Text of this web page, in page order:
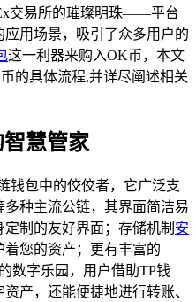
交易所的璀璨明珠——平台
用场景，吸引了众多用户的
这一利器来购入OK币，本文
的具体流程,并详尽阐述相关
慧管家
钱包中的佼佼者，它广泛支
种主流公链，其界面简洁易
制的友好界面；存储机制 安
您的资产；更有丰富的
数字乐园，用户借助TP钱
产，还能便捷地进行转账、